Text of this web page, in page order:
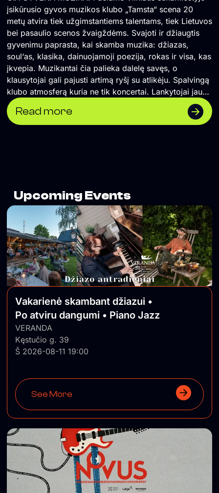
įsikūrusio gyvos muzikos klubo „Tamsta“ scena 20
metų atvira tiek užgimstantiems talentams, tiek Lietuvos
bei pasaulio scenos žvaigždėms. Svajoti ir džiaugtis
gyvenimu paprasta, kai skamba muzika: džiazas,
soul‘as, klasika, dainuojamoji poezija, rokas ir visa, kas
įkvepia. Muzikantai čia palieka dalelę savęs, o
klausytojai gali pajusti artimą ryšį su atlikėju. Spalvingą
klubo atmosferą kuria ne tik koncertai. Lankytojai jau
įprato klausytis „stand-up“ komedijos pasirodymų,
dalyvauti pokalbių vakaruose. Visai nesvarbu, kiek
metų tavo ausims – Tamsta klubas laukia! Vaikams iki
patirtis stiprina ryšį su tais, kurie tuo metu yra šalia. ◆
Jaunimas iki 18 metų į „Tamstos“ koncertus su vyresnių
šeimos narių palyda bus įleidžiamas nemokamai.
(Jaunuolių registracija būtina el. paštu
club@tamsta.com). Vietų skaičius ribotas. Stiprinkime ir
puoselėkime šeimyninį ir draugišką ryšį bendrame laike
klausantis geros, gyvos muzikos! ◆ Asmenys iki 18
metų į klubą įleidžiami tik su tėvais.
Read more
Upcoming Events
Vakarienė skambant džiazui •
Po atviru dangumi • Piano Jazz
VERANDA
Kęstučio g. 39
Š 2026-08-11 19:00
See More